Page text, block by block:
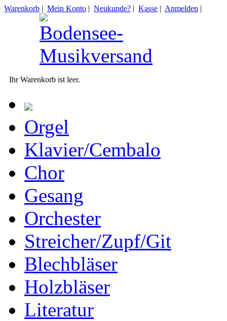
Warenkorb | Mein Konto | Neukunde? | Kasse | Anmelden |
Ihr Warenkorb ist leer.
Orgel
Klavier/Cembalo
Chor
Gesang
Orchester
Streicher/Zupf/Git
Blechbläser
Holzbläser
Literatur